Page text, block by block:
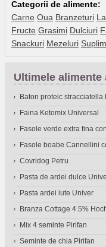
Categorii de alimente:
Carne Oua Branzeturi
Fructe Grasimi Dulciuri
Snackuri Mezeluri
Ultimele alimente
Baton proteic stracciatella
Faina Ketomix Universal
Fasole verde extra fina
Fasole boabe Cannellini
Covridog Petru
Pasta de ardei dulce
Pasta ardei iute Univer
Branza Cottage 4.5%
Mix 4 seminte Pirifan
Seminte de chia Pirifan